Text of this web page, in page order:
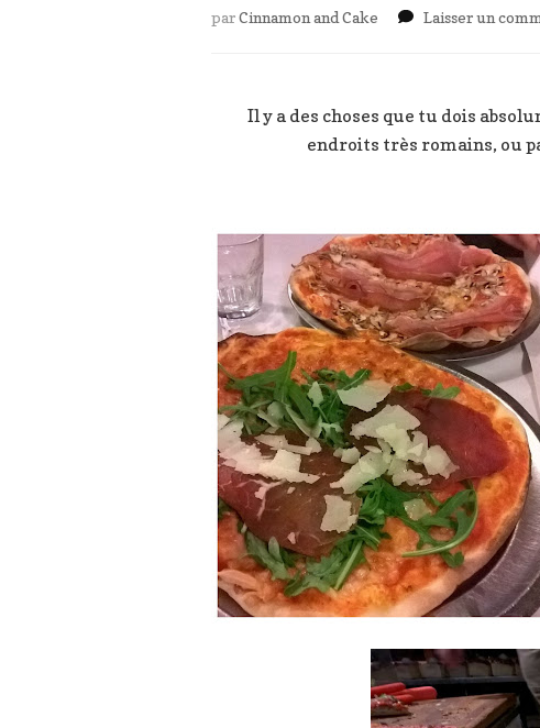
parCinnamon and Cake Laisser un
Il y a des choses que tu dois
endroits très romains, ou